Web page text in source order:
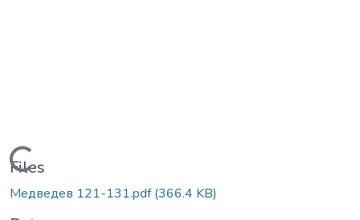
Loading...
Files
Медведев 121-131.pdf(366.4 KB)